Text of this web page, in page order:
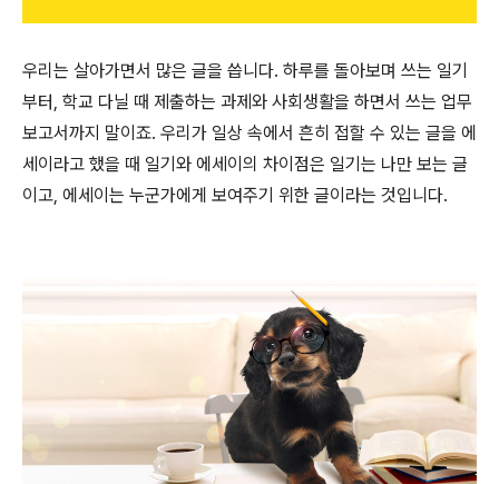
우리는 살아가면서 많은 글을 씁니다. 하루를 돌아보며 쓰는 일기
부터, 학교 다닐 때 제출하는 과제와 사회생활을 하면서 쓰는 업무
보고서까지 말이죠. 우리가 일상 속에서 흔히 접할 수 있는 글을 에
세이라고 했을 때 일기와 에세이의 차이점은 일기는 나만 보는 글
이고, 에세이는 누군가에게 보여주기 위한 글이라는 것입니다.